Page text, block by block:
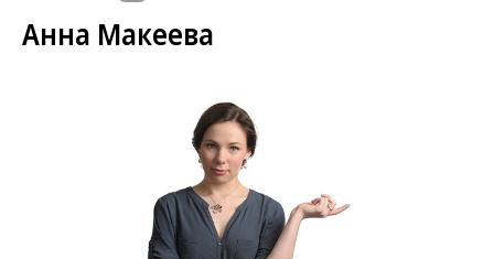
Анна Макеева